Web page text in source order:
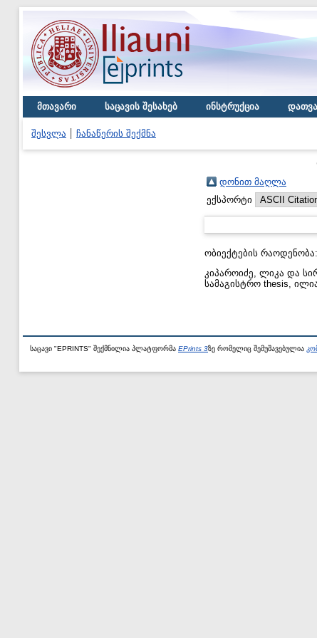
მთავარი საცავის შესახებ ინსტრუქცია
შესვლა ჩანაწერის შექმნა
დონით მაღლა
ექსპორტი
ობიექტების რაოდენობა:
კიპაროიძე, ლიკა და
სამაგისტრო thesis,
საცავი "EPRINTS" შექმნილია პლატფორმა EPrints 3ზე რომელიც შემუშავებულია